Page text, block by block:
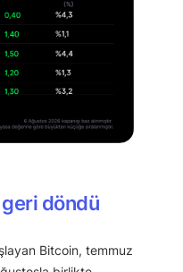
döndü
Bitcoin, temmuz